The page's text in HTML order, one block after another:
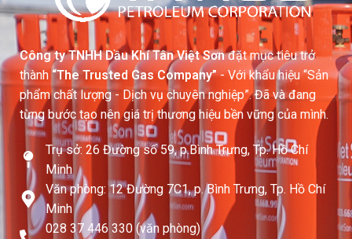
Công ty TNHH Dầu Khí Tân Việt Sơnđặt mục tiêu trở
thành “The Trusted Gas Company”- Với khẩu hiệu “Sản
phẩm chất lượng - Dịch vụ chuyên nghiệp”. Đã và đang
từng bước tạo nên giá trị thương hiệu bền vững của mình.
Trụ sở: 26 Đường số 59, p.Bình Trưng, Tp. Hồ Chí
Minh
Văn phòng: 12 Đường 7C1, p. Bình Trưng, Tp. Hồ Chí
Minh
028 37 446 330 (văn phòng)